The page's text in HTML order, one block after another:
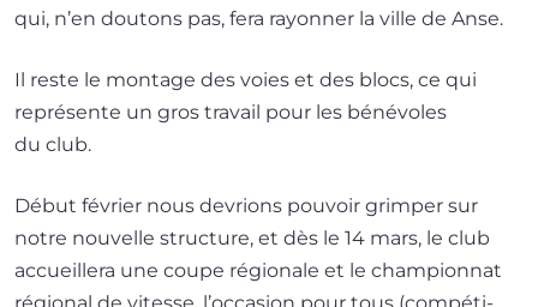
qui, n’en dou­tons pas, fera rayon­ner la ville de Anse.
Il reste le mon­tage des voies et des blocs, ce qui
repré­sente un gros tra­vail pour les béné­voles
du club.
Début février nous devrions pou­voir grim­per sur
notre nou­velle struc­ture, et dès le 14 mars, le club
accueille­ra une coupe régio­nale et le cham­pion­nat